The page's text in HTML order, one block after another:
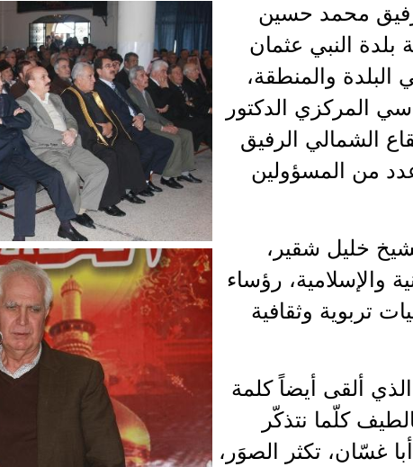
محمد حسين
النبي عثمان
والمنطقة،
المركزي الدكتور
الشمالي الرفيق
من المسؤولين
خليل شقير،
والإسلامية، رؤساء
تربوية وثقافية
الذي ألقى أيضاً كلمة
كلّما نتذكّر
غسّان، تكثر الصوَر،